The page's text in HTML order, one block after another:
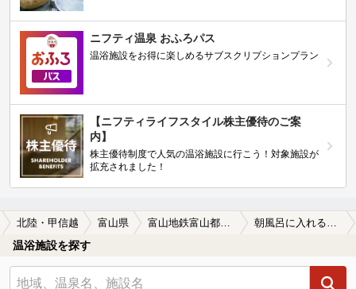
ニフティ温泉 おふろパス
温浴施設をお得に楽しめるサブスクリプションプラン
【ニフティライフスタイル株主優待のご案
内】
株主優待制度で人気の温浴施設に行こう！対象施設が
拡充されました！
北陸・甲信越 富山県 富山地鉄富山都心線 朝風呂に入れる富山地鉄富山都心線周辺の温泉、日帰り温泉、スーパー銭湯を探す
温浴施設を探す